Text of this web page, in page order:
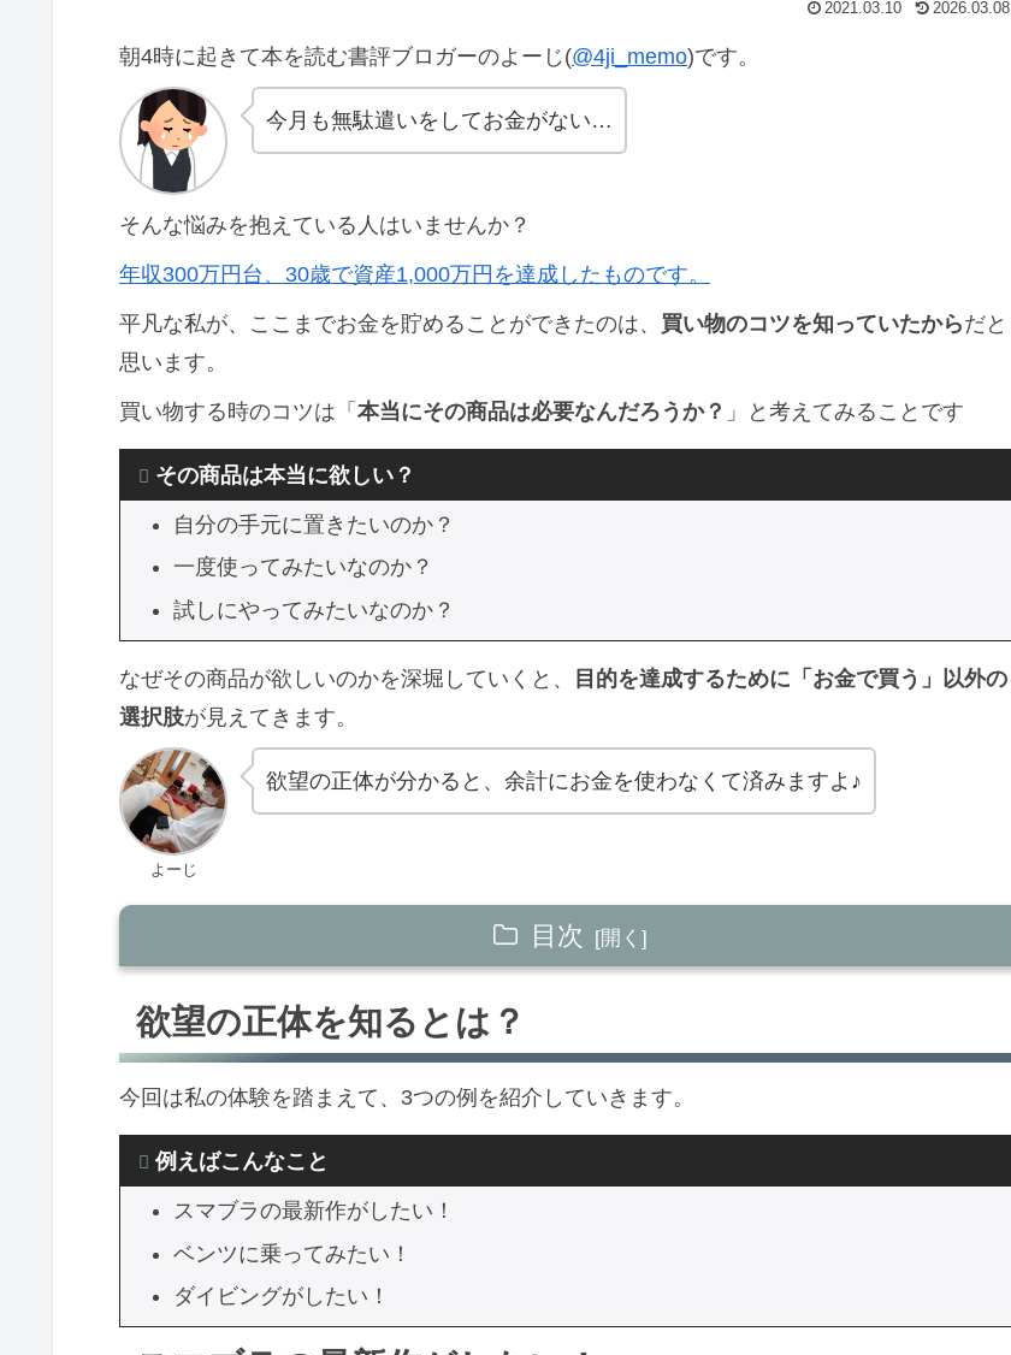
2021.03.10 2026.03.08
朝4時に起きて本を読む書評ブロガーのよーじ(@4ji_memo)です。
今月も無駄遣いをしてお金がない…
そんな悩みを抱えている人はいませんか？
年収300万円台、30歳で資産1,000万円を達成したものです。
平凡な私が、ここまでお金を貯めることができたのは、 買い物のコツを知っていたからだと
思います。
買い物する時のコツは「 本当にその商品は必要なんだろうか？ 」と考えてみることです
その商品は本当に欲しい？
自分の手元に置きたいのか？
一度使ってみたいなのか？
試しにやってみたいなのか？
なぜその商品が欲しいのかを深堀していくと、
目的を達成するために「お金で買う」以外の
選択肢が見えてきます。
よーじ
欲望の正体が分かると、余計にお金を使わなくて済みますよ♪
目次
欲望の正体を知るとは？
スマブラの最新作がしたい！
ベンツに乗ってみたい！
ダイビングがしたい！
まとめ 「欲しい」の中身を考えてみる
お金の価値観の記事をまとめました
欲望の正体を知るとは？
今回は私の体験を踏まえて、3つの例を紹介していきます。
例えばこんなこと
スマブラの最新作がしたい！
ベンツに乗ってみたい！
ダイビングがしたい！